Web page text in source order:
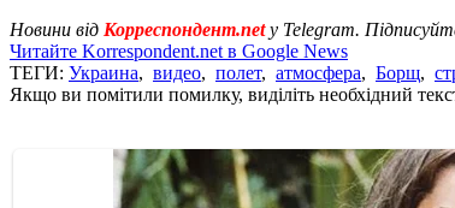
Новини від Корреспондент.netу Telegram.
Читайте Korrespondent.net в Google News
ТЕГИ: Украина, видео, полет, атмосфера, Борщ,
Якщо ви помітили помилку, виділіть необхідний